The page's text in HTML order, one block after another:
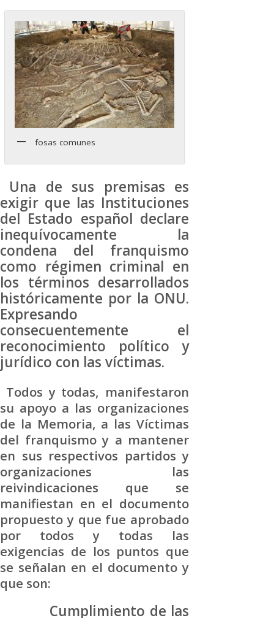
fosas comunes
Una de sus premisas es
exigir que las Instituciones
del Estado español declare
inequívocamente la
condena del franquismo
como régimen criminal en
los términos desarrollados
históricamente por la ONU.
Expresando
consecuentemente el
reconocimiento político y
jurídico con las víctimas.
Todos y todas, manifestaron
su apoyo a las organizaciones
de la Memoria, a las Víctimas
del franquismo y a mantener
en sus respectivos partidos y
organizaciones las
reivindicaciones que se
manifiestan en el documento
propuesto y que fue aprobado
por todos y todas las
exigencias de los puntos que
se señalan en el documento y
que son:
Cumplimiento de las